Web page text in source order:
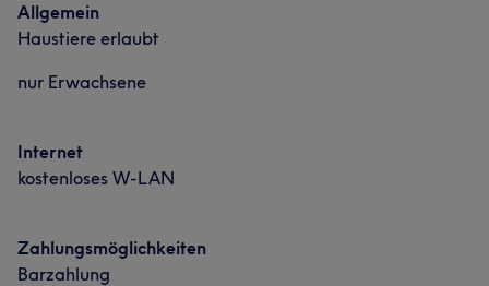
Allgemein
Haustiere erlaubt
nur Erwachsene
Internet
kostenloses W-LAN
Zahlungsmöglichkeiten
Barzahlung